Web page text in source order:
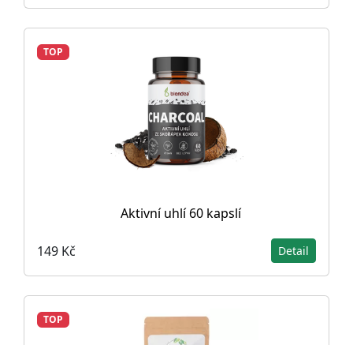
TOP
Aktivní uhlí 60 kapslí
149 Kč Detail
TOP